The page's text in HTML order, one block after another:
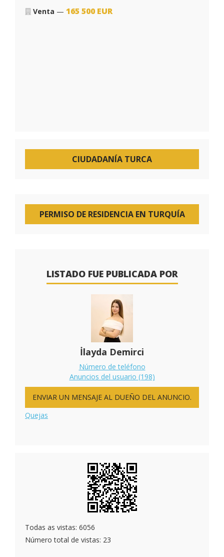
Venta — 165 500 EUR
CIUDADANÍA TURCA
PERMISO DE RESIDENCIA EN TURQUÍA
LISTADO FUE PUBLICADA POR
İlayda Demirci
Número de teléfono
Anuncios del usuario (198)
ENVIAR UN MENSAJE AL DUEÑO DEL ANUNCIO.
Quejas
Todas as vistas: 6056
Número total de vistas: 23